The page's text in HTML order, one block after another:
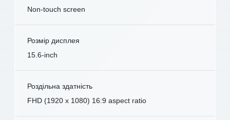
Non-touch screen
Розмір дисплея
15.6-inch
Роздільна здатність
FHD (1920 x 1080) 16:9 aspect ratio